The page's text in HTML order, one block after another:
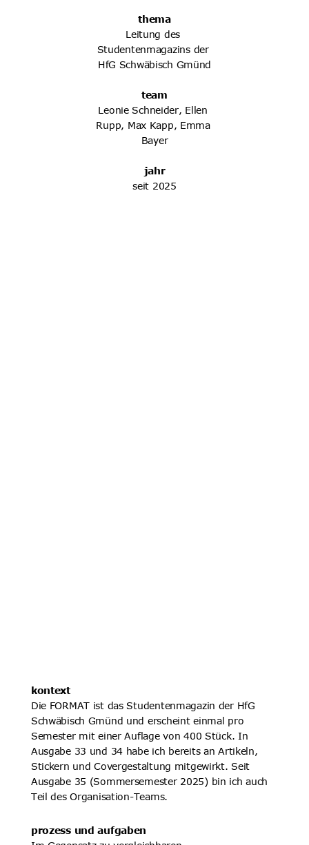
thema
Leitung des
Studentenmagazins der
HfG Schwäbisch Gmünd
team
Leonie Schneider, Ellen
Rupp, Max Kapp, Emma
Bayer
jahr
seit 2025
kontext
Die FORMAT ist das Studentenmagazin der HfG
Schwäbisch Gmünd und erscheint einmal pro
Semester mit einer Auflage von 400 Stück. In
Ausgabe 33 und 34 habe ich bereits an Artikeln,
Stickern und Covergestaltung mitgewirkt. Seit
Ausgabe 35 (Sommersemester 2025) bin ich auch
Teil des Organisation-Teams.
prozess und aufgaben